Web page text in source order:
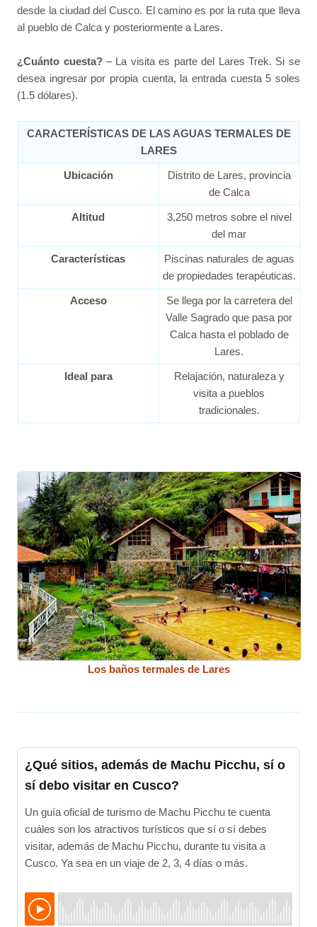
desde la ciudad del Cusco. El camino es por la ruta que lleva
al pueblo de Calca y posteriormente a Lares.
¿Cuánto cuesta?– La visita es parte del Lares Trek. Si se
desea ingresar por propia cuenta, la entrada cuesta 5 soles
(1.5 dólares).
CARACTERÍSTICAS DE LAS AGUAS TERMALES DE
LARES
Ubicación
Distrito de Lares, provincia
de Calca
Altitud
3,250 metros sobre el nivel
del mar
Características
Piscinas naturales de aguas
de propiedades terapéuticas.
Acceso
Se llega por la carretera del
Valle Sagrado que pasa por
Calca hasta el poblado de
Lares.
Ideal para
Relajación, naturaleza y
visita a pueblos
tradicionales.
Los baños termales de Lares
¿Qué sitios, además de Machu Picchu, sí o
sí debo visitar en Cusco?
Un guía oficial de turismo de Machu Picchu te cuenta
cuáles son los atractivos turísticos que sí o sí debes
visitar, además de Machu Picchu, durante tu visita a
Cusco. Ya sea en un viaje de 2, 3, 4 días o más.